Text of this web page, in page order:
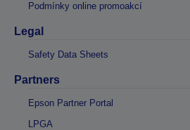
Podmínky online promoakcí
Legal
Safety Data Sheets
Partners
Epson Partner Portal
LPGA